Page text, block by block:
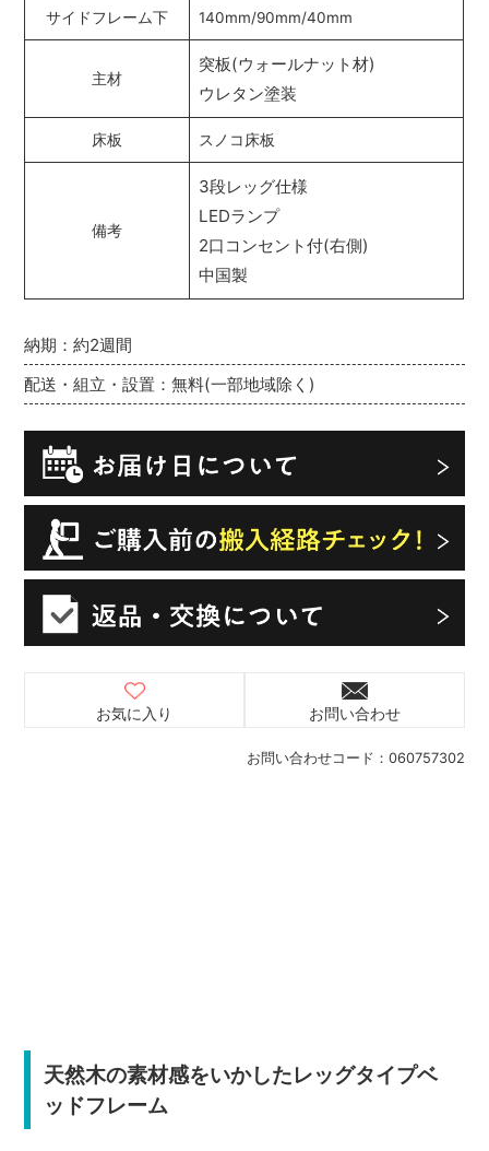
お問い合わせコード： 060757302
納期：約2週間
配送・組立・設置：無料(一部地域除く)
お気に入り お問い合わせ
天然木の素材感をいかしたレッグタイプベ
ッドフレーム
サイドフレーム下 140mm/90mm/40mm
主材
突板(ウォールナット材)
ウレタン塗装
床板 スノコ床板
備考
3段レッグ仕様
LEDランプ
2口コンセント付(右側)
中国製